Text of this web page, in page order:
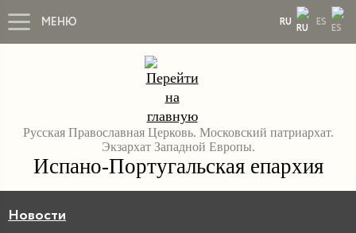
МЕНЮ RU ES
Русская Православная Церковь. Московский патриархат.
Экзархат Западной Европы.
Испано-Португальская епархия
Новости